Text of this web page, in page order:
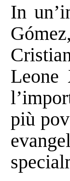
In
Leone
più